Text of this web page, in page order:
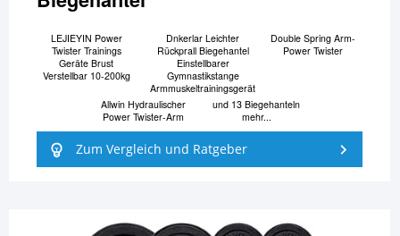
LEJIEYIN Power
Twister Trainings
Geräte Brust
Verstellbar 10-200kg
Dnkerlar Leichter
Rückprall Biegehantel
Einstellbarer
Gymnastikstange
Armmuskeltrainingsgerät
Double Spring Arm-
Power Twister
Allwin Hydraulischer
Power Twister-Arm
und 13 Biegehanteln
mehr...
Zum Vergleich und Ratgeber